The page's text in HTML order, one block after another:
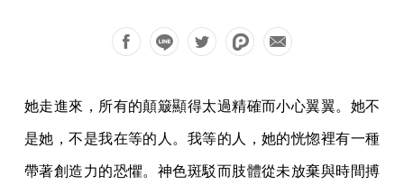
她走進來，所有的顛簸顯得太過精確而小心翼翼。她不
是她，不是我在等的人。我等的人，她的恍惚裡有一種
帶著創造力的恐懼。神色斑駁而肢體從未放棄與時間搏